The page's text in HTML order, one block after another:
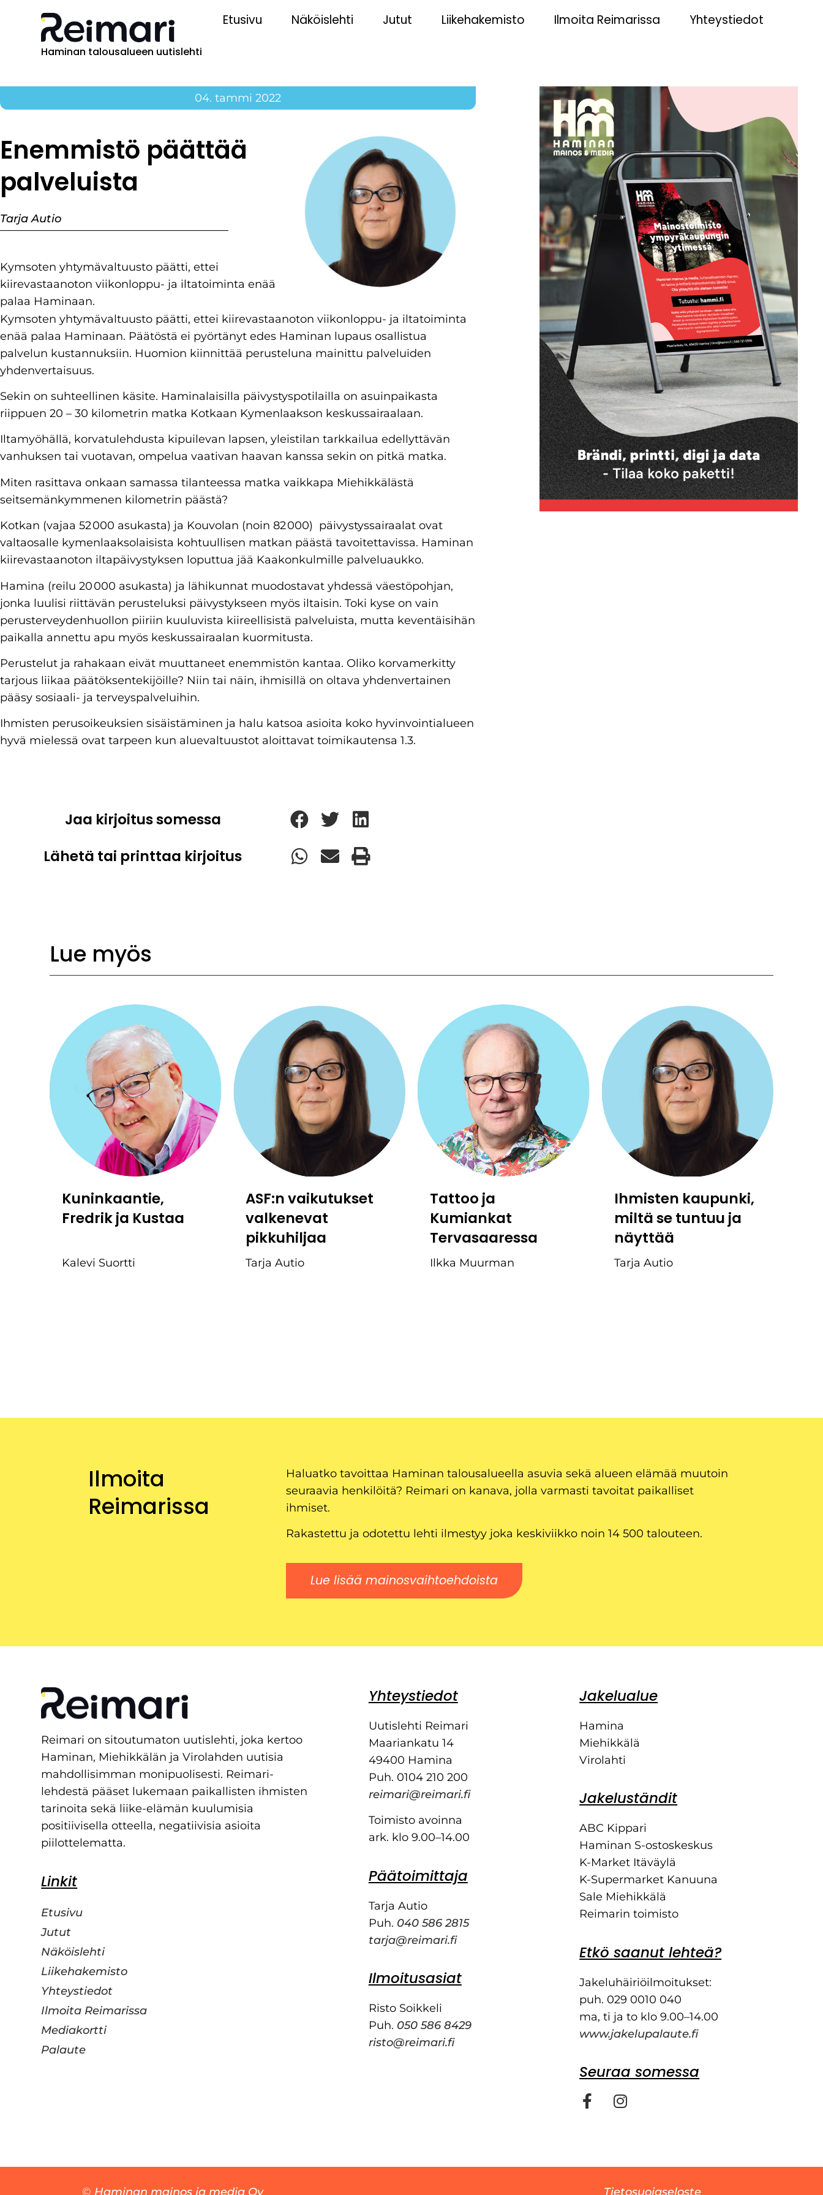
Haminan talousalueen uutislehti
Etusivu Näköislehti Jutut Liikehakemisto Ilmoita Reimarissa Yhteystiedot
04. tammi 2022
Enemmistö päättää
palveluista
Tarja Autio
Kymsoten yhtymävaltuusto päätti, ettei
kiirevastaanoton viikonloppu- ja iltatoiminta enää
palaa Haminaan.
Kymsoten yhtymävaltuusto päätti, ettei kiirevastaanoton viikonloppu- ja iltatoiminta
enää palaa Haminaan. Päätöstä ei pyörtänyt edes Haminan lupaus osallistua
palvelun kustannuksiin. Huomion kiinnittää perusteluna mainittu palveluiden
yhdenvertaisuus.
Sekin on suhteellinen käsite. Haminalaisilla päivystyspotilailla on asuinpaikasta
riippuen 20 – 30 kilometrin matka Kotkaan Kymenlaakson keskussairaalaan.
Iltamyöhällä, korvatulehdusta kipuilevan lapsen, yleistilan tarkkailua edellyttävän
vanhuksen tai vuotavan, ompelua vaativan haavan kanssa sekin on pitkä matka.
Miten rasittava onkaan samassa tilanteessa matka vaikkapa Miehikkälästä
seitsemänkymmenen kilometrin päästä?
Kotkan (vajaa 52 000 asukasta) ja Kouvolan (noin 82 000) päivystyssairaalat ovat
valtaosalle kymenlaaksolaisista kohtuullisen matkan päästä tavoitettavissa. Haminan
kiirevastaanoton iltapäivystyksen loputtua jää Kaakonkulmille palveluaukko.
Hamina (reilu 20 000 asukasta) ja lähikunnat muodostavat yhdessä väestöpohjan,
jonka luulisi riittävän perusteluksi päivystykseen myös iltaisin. Toki kyse on vain
perusterveydenhuollon piiriin kuuluvista kiireellisistä palveluista, mutta keventäisihän
paikalla annettu apu myös keskussairaalan kuormitusta.
Perustelut ja rahakaan eivät muuttaneet enemmistön kantaa. Oliko korvamerkitty
tarjous liikaa päätöksentekijöille? Niin tai näin, ihmisillä on oltava yhdenvertainen
pääsy sosiaali- ja terveyspalveluihin.
Ihmisten perusoikeuksien sisäistäminen ja halu katsoa asioita koko hyvinvointialueen
hyvä mielessä ovat tarpeen kun aluevaltuustot aloittavat toimikautensa 1.3.
Jaa kirjoitus somessa
Lähetä tai printtaa kirjoitus
Lue myös
Kuninkaantie,
Fredrik ja Kustaa
Kalevi Suortti
ASF:n vaikutukset
valkenevat
pikkuhiljaa
Tarja Autio
Tattoo ja
Kumiankat
Tervasaaressa
Ilkka Muurman
Ihmisten kaupunki,
miltä se tuntuu ja
näyttää
Tarja Autio
Ilmoita
Reimarissa
Haluatko tavoittaa Haminan talousalueella asuvia sekä alueen elämää muutoin
seuraavia henkilöitä? Reimari on kanava, jolla varmasti tavoitat paikalliset
ihmiset.
Rakastettu ja odotettu lehti ilmestyy joka keskiviikko noin 14 500 talouteen.
Lue lisää mainosvaihtoehdoista
Reimari on sitoutumaton uutislehti, joka kertoo
Haminan, Miehikkälän ja Virolahden uutisia
mahdollisimman monipuolisesti. Reimari-
lehdestä pääset lukemaan paikallisten ihmisten
tarinoita sekä liike-elämän kuulumisia
positiivisella otteella, negatiivisia asioita
piilottelematta.
Linkit
Etusivu
Jutut
Näköislehti
Liikehakemisto
Yhteystiedot
Ilmoita Reimarissa
Mediakortti
Palaute
Yhteystiedot
Uutislehti Reimari
Maariankatu 14
49400 Hamina
Puh. 0104 210 200
reimari@reimari.fi
Toimisto avoinna
ark. klo 9.00–14.00
Päätoimittaja
Tarja Autio
Puh. 040 586 2815
tarja@reimari.fi
Ilmoitusasiat
Risto Soikkeli
Puh. 050 586 8429
risto@reimari.fi
Jakelualue
Hamina
Miehikkälä
Virolahti
Jakeluständit
ABC Kippari
Haminan S-ostoskeskus
K-Market Itäväylä
K-Supermarket Kanuuna
Sale Miehikkälä
Reimarin toimisto
Etkö saanut lehteä?
Jakeluhäiriöilmoitukset:
puh. 029 0010 040
ma, ti ja to klo 9.00–14.00
www.jakelupalaute.fi
Seuraa somessa
© Haminan mainos ja media Oy Tietosuojaseloste